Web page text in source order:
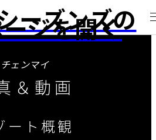
ーズンズの
ジを開く
チェンマイ
＆動画
ート概観